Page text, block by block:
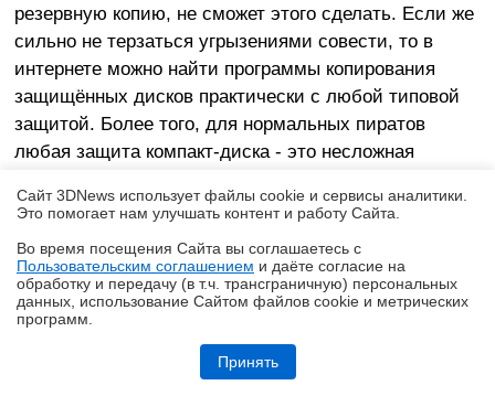
Обзор и тест системы жидкостного охлаждения DeepCool LT360 Vision
ARGB с 4,5-дюймовым экраном
резервную копию, не сможет этого сделать. Если же
сильно не терзаться угрызениями совести, то в
интернете можно найти программы копирования
защищённых дисков практически с любой типовой
защитой. Более того, для нормальных пиратов
любая защита компакт-диска - это несложная
Очень интересная защита применена, в частности,
хотели бы иметь её копию (бесплатно, разумеется).
Но скопировать её весьма непросто. Тем не менее
на книжном рынке у любого продавца компакт-дисков
можно купить на выбор или лицензионную версию
игры в красивой коробочке за 25 гривен, или
Сайт 3DNews использует файлы cookie и сервисы аналитики.
Это помогает нам улучшать контент и работу Cайта.
Во время посещения Cайта вы соглашаетесь с
Пользовательским соглашением и даёте согласие на
обработку и передачу (в т.ч. трансграничную) персональных
данных, использование Cайтом файлов cookie и метрических
программ.
Принять